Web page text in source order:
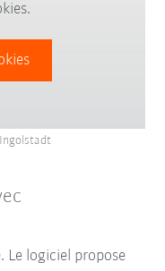
Le logiciel propose